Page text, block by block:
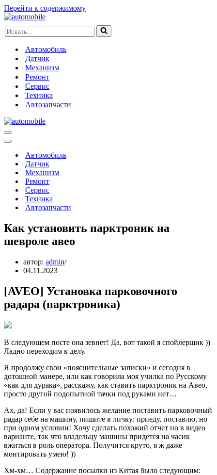
Перейти к содержимому
Искать...
Автомобиль
Датчик
Механизм
Ремонт
Сервис
Техника
Автозапчасти
Меню
навигации
Меню
навигацииАвтомобиль
Датчик
Механизм
Ремонт
Сервис
Техника
Автозапчасти
Как установить парктроник на
шевроле авео
автор: admin
04.11.2023
[AVEO] Установка парковочного
радара (парктроника)
В следующем посте она зевнет! Да, вот такой я спойлерщик ))
Ладно переходим к делу.
Я продолжу свои «пояснительные записки» и сегодня в
дотошной манере, или как говорила моя училка по Русскому
«как для дурака», расскажу, как ставить парктроник на Авео,
просто другой подопытной тачки под руками нет…
Ах, да! Если у вас появилось желание поставить парковочный
радар себе на машину, пишите в личку: приеду, поставлю, но
при одном условии! Хочу сделать похожий отчет но в видео
варианте, так что владельцу машины придется на часик
вжиться в роль оператора. Получится круто, я ж даже
монтировать умею! ))
Хм-хм… Содержание посылки из Китая было следующим: